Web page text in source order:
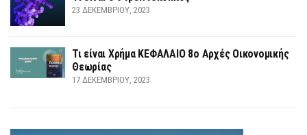
23 ΔΕΚΕΜΒΡΊΟΥ, 2023
Τι είναι Χρήμα ΚΕΦΑΛΑΙΟ 8ο Αρχές Οικονομικής
Θεωρίας
17 ΔΕΚΕΜΒΡΊΟΥ, 2023